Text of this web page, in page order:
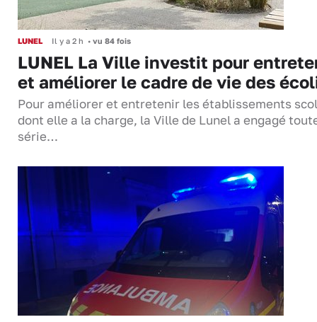
LUNEL Il y a 2 h • vu 84 fois
LUNEL La Ville investit pour
et améliorer le cadre de vie des
Pour améliorer et entretenir les établissements
dont elle a la charge, la Ville de Lunel a engagé
série…